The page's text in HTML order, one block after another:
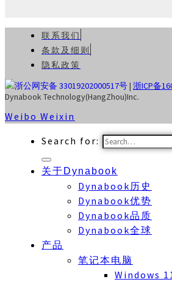
联系我们
条款及细则
隐私政策
浙公网安备 33019202000517号| 浙ICP备
Dynabook Technology(HangZhou)Inc.
Weibo Weixin
Search for:
关于Dynabook
Dynabook历史
Dynabook优势
Dynabook品质
Dynabook全球
产品
笔记本电脑
Windows